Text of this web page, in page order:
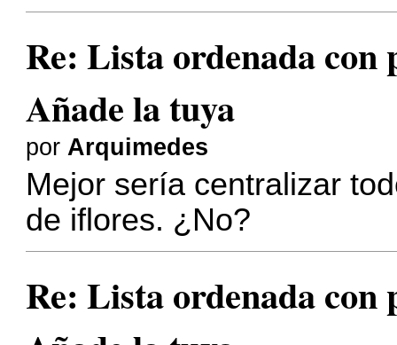
Re: Lista ordenada
Añade la tuya
por Arquimedes
Mejor sería centralizar
de iflores. ¿No?
Re: Lista ordenada